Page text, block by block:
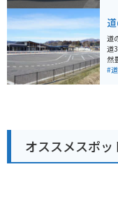
と
ど
ります。 また、併
の
す。 バイクで訪れる場合は、広い駐車場
して駐車
道
道
然豊
農
理
とができ
ス
#
オススメスポッ